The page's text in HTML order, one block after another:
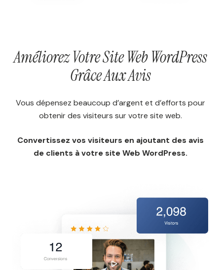
Améliorez Votre Site Web WordPress
Grâce Aux Avis
Vous dépensez beaucoup d’argent et d’efforts pour
obtenir des visiteurs sur votre site web.
Convertissez vos visiteurs en ajoutant des avis
de clients à votre site Web WordPress.